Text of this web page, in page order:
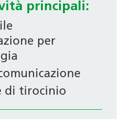
principali:
per
di tirocinio